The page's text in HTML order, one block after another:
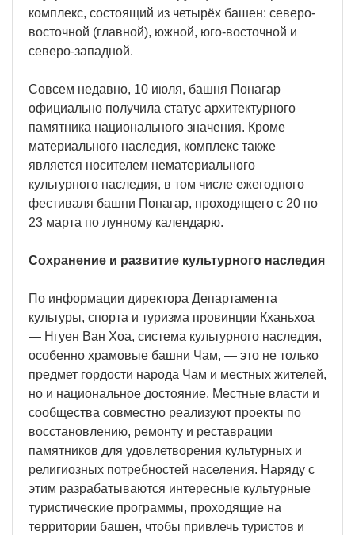
комплекс, состоящий из четырёх башен: северо-
восточной (главной), южной, юго-восточной и
северо-западной.
Совсем недавно, 10 июля, башня Понагар
официально получила статус архитектурного
памятника национального значения. Кроме
материального наследия, комплекс также
является носителем нематериального
культурного наследия, в том числе ежегодного
фестиваля башни Понагар, проходящего с 20 по
23 марта по лунному календарю.
Сохранение и развитие культурного наследия
По информации директора Департамента
культуры, спорта и туризма провинции Кханьхоа
— Нгуен Ван Хоа, система культурного наследия,
особенно храмовые башни Чам, — это не только
предмет гордости народа Чам и местных жителей,
но и национальное достояние. Местные власти и
сообщества совместно реализуют проекты по
восстановлению, ремонту и реставрации
памятников для удовлетворения культурных и
религиозных потребностей населения. Наряду с
этим разрабатываются интересные культурные
туристические программы, проходящие на
территории башен, чтобы привлечь туристов и